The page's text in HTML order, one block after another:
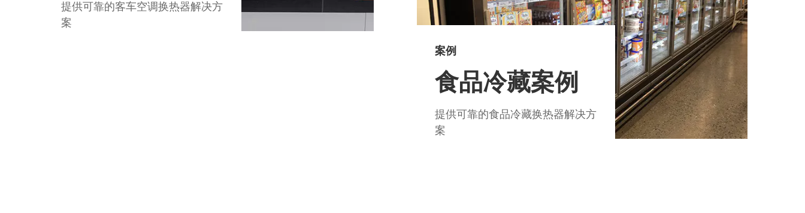
提供可靠的客车空调换热器解决方
案
案例
食品冷藏案例
提供可靠的食品冷藏换热器解决方
案